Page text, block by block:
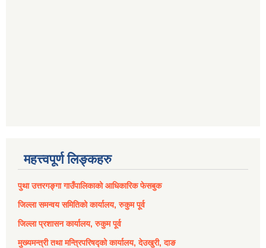
महत्त्वपूर्ण लिङ्कहरु
पुथा उत्तरगङ्गा गाउँपालिकाको आधिकारिक फेसबुक
जिल्ला समन्वय समितिको कार्यालय, रुकुम पूर्व
जिल्ला प्रशासन कार्यालय, रुकुम पूर्व
मुख्यमन्त्री तथा मन्त्रिपरिषद्को कार्यालय, देउखुरी, दाङ